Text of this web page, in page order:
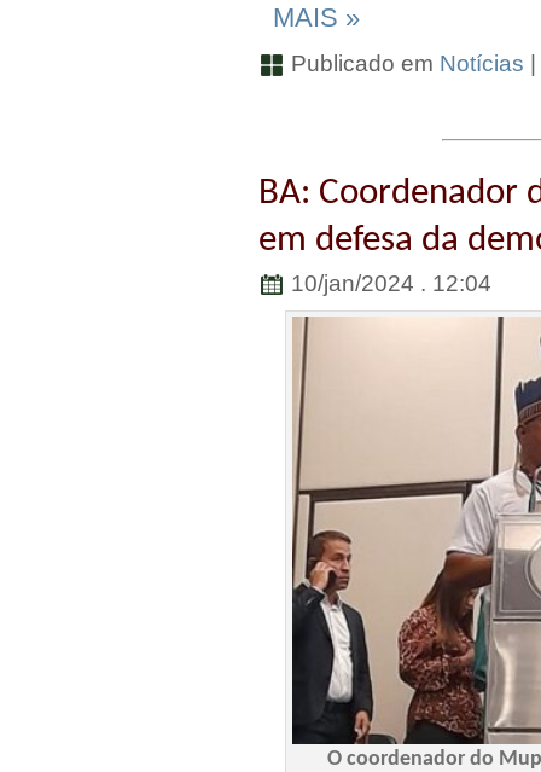
MAIS »
Publicado em Notícias |
BA: Coordenador
em defesa da
10/jan/2024 . 12:04
O coordenador do